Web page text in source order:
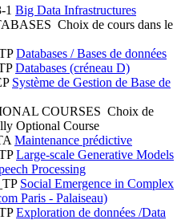
1 Big Data Infrastructures
Choix de cours dans le
Databases / Bases de données
Databases (créneau D)
Système de Gestion de Base de
COURSES Choix de
Optional Course
Maintenance prédictive
Large-scale Generative Models
Processing
Social Emergence in Complex
Paris - Palaiseau)
Exploration de données /Data